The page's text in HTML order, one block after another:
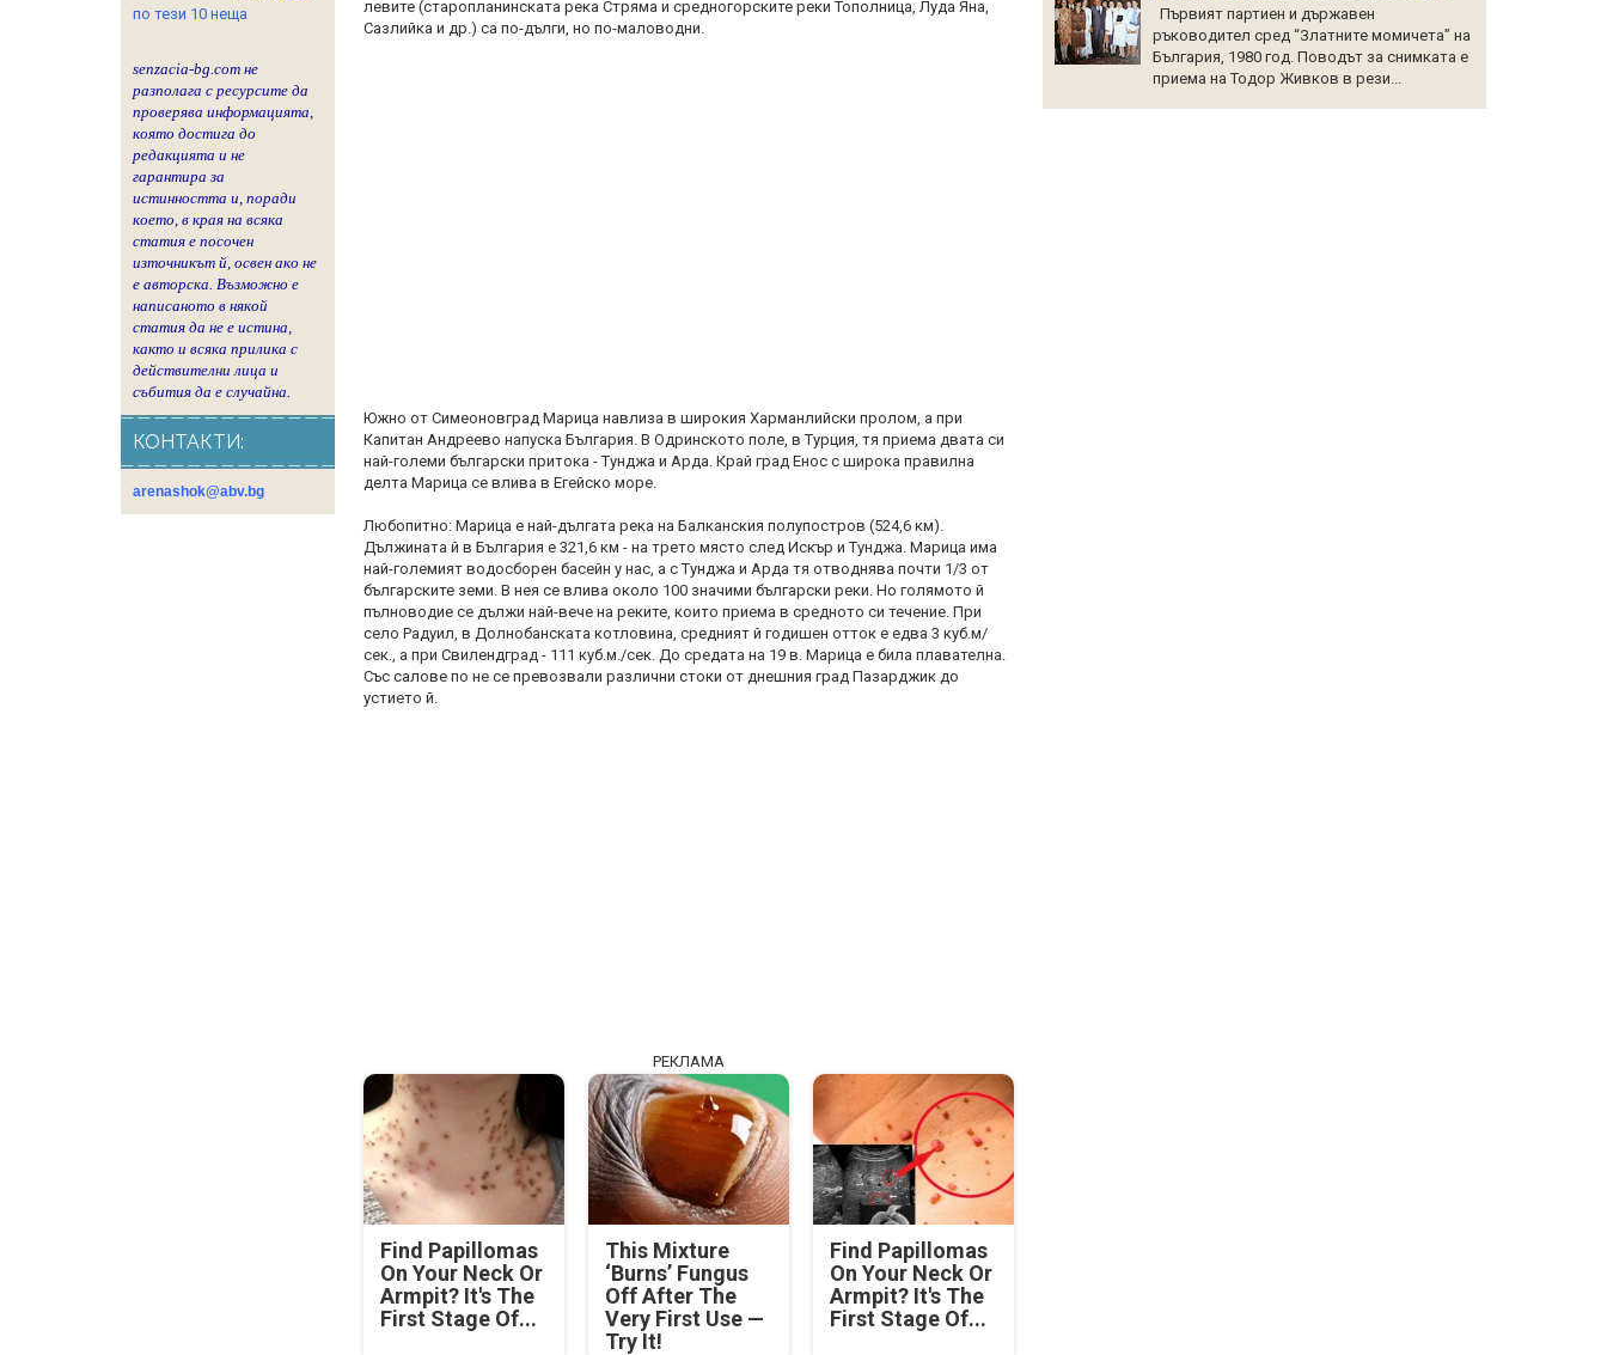
левите (старопланинската река Стряма и средногорските реки Тополница, Луда Яна,
Сазлийка и др.) са по-дълги, но по-маловодни.
Южно от Симеоновград Марица навлиза в широкия Харманлийски пролом, а при
Капитан Андреево напуска България. В Одринското поле, в Турция, тя приема двата си
най-големи български притока - Тунджа и Арда. Край град Енос с широка правилна
делта Марица се влива в Егейско море.
Любопитно: Марица е най-дългата река на Балканския полупостров (524,6 км).
Дължината й в България е 321,6 км - на трето място след Искър и Тунджа. Марица има
най-големият водосборен басейн у нас, а с Тунджа и Арда тя отводнява почти 1/3 от
българските земи. В нея се влива около 100 значими български реки. Но голямото й
пълноводие се дължи най-вече на реките, които приема в средното си течение. При
село Радуил, в Долнобанската котловина, средният й годишен отток е едва 3 куб.м/
сек., а при Свилендград - 111 куб.м./сек. До средата на 19 в. Марица е била плавателна.
Със салове по не се превозвали различни стоки от днешния град Пазарджик до
устието й.
РЕКЛАМА
Find Papillomas
On Your Neck Or
Armpit? It's The
First Stage Of...
This Mixture
‘Burns’ Fungus
Off After The
Very First Use —
Try It!
Find Papillomas
On Your Neck Or
Armpit? It's The
First Stage Of...
по тези 10 неща
senzacia-bg.com не
разполага с ресурсите да
проверява информацията,
която достига до
редакцията и не
гарантира за
истинността и, поради
което, в края на всяка
статия е посочен
източникът й, освен ако не
е авторска. Възможно е
написаното в някой
статия да не е истина,
както и всяка прилика с
действителни лица и
събития да е случайна.
КОНТАКТИ:
arenashok@abv.bg
Първият партиен и държавен
ръководител сред “Златните момичета” на
България, 1980 год. Поводът за снимката е
приема на Тодор Живков в рези...